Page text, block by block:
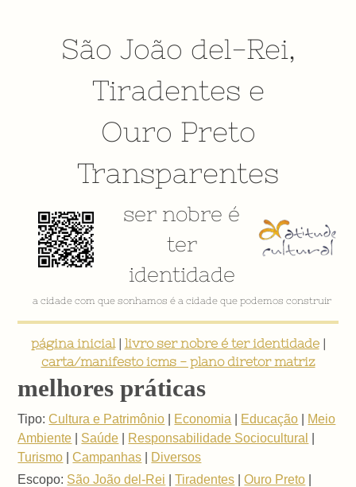
São João del-Rei,
Tiradentes e
Ouro Preto
Transparentes
ser nobre é
ter
identidade
a cidade com que sonhamos é a cidade que podemos construir
página inicial| livro ser nobre é ter identidade|
carta/manifesto icms - plano diretor matriz
melhores práticas
Tipo: Cultura e Patrimônio Economia Educação
Meio
Ambiente
Saúde Responsabilidade Sociocultural
Turismo |Campanhas
Diversos
Escopo: São João del-Rei |Tiradentes |Ouro Preto